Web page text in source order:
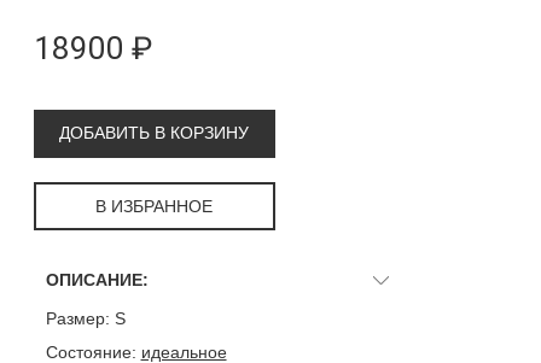
18900 ₽
ДОБАВИТЬ В КОРЗИНУ
В ИЗБРАННОЕ
ОПИСАНИЕ:
Размер: S
Состояние: идеальное